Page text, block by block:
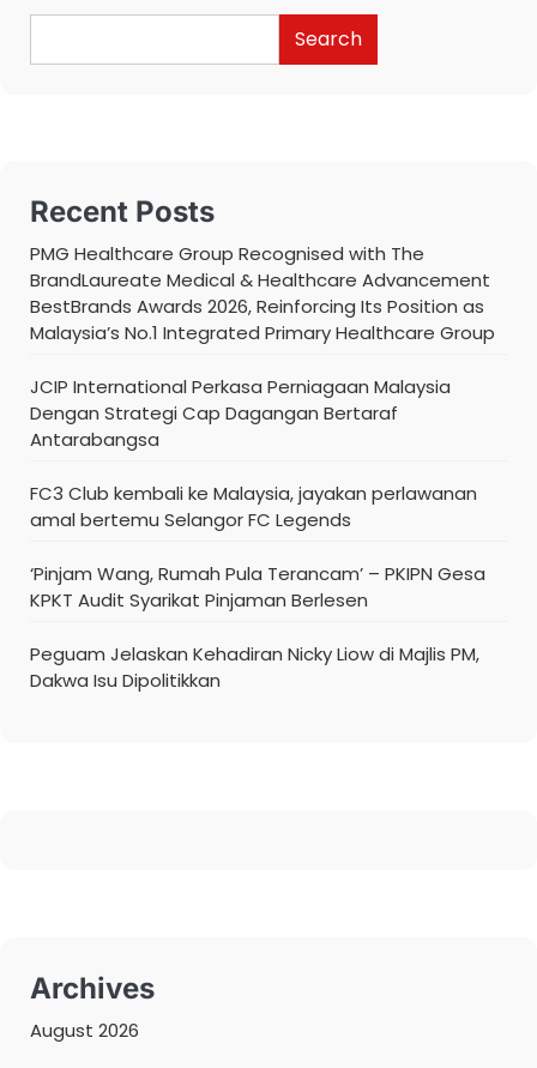
Search
Recent Posts
PMG Healthcare Group Recognised with The
BrandLaureate Medical & Healthcare Advancement
BestBrands Awards 2026, Reinforcing Its Position as
Malaysia’s No.1 Integrated Primary Healthcare Group
JCIP International Perkasa Perniagaan Malaysia
Dengan Strategi Cap Dagangan Bertaraf
Antarabangsa
FC3 Club kembali ke Malaysia, jayakan perlawanan
amal bertemu Selangor FC Legends
‘Pinjam Wang, Rumah Pula Terancam’ – PKIPN Gesa
KPKT Audit Syarikat Pinjaman Berlesen
Peguam Jelaskan Kehadiran Nicky Liow di Majlis PM,
Dakwa Isu Dipolitikkan
Archives
August 2026